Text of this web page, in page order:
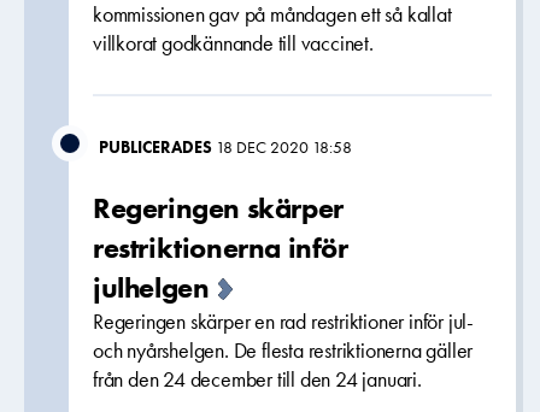
kommissionen gav på måndagen ett så kallat
villkorat godkännande till vaccinet.
PUBLICERADES 18 DEC 2020 18:58
Regeringen skärper
restriktionerna inför
julhelgen
Regeringen skärper en rad restriktioner inför jul-
och nyårshelgen. De flesta restriktionerna gäller
från den 24 december till den 24 januari.